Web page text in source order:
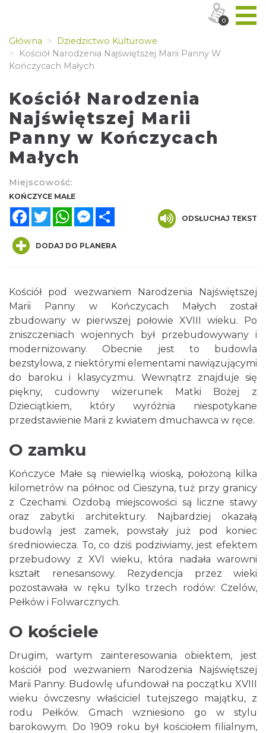
Główna
Dziedzictwo Kulturowe
Kościół Narodzenia Najświętszej Marii Panny W
Kończycach Małych
Kościół Narodzenia
Najświętszej Marii
Panny w Kończycach
Małych
Miejscowość:
KOŃCZYCE MAŁE
FacebookTwitterWhatsAppMessenger
ODSŁUCHAJ TEKST
DODAJ DO PLANERA
Kościół pod wezwaniem Narodzenia Najświętszej
Marii Panny w Kończycach Małych został
zbudowany w pierwszej połowie XVIII wieku. Po
zniszczeniach wojennych był przebudowywany i
modernizowany. Obecnie jest to budowla
bezstylowa, z niektórymi elementami nawiązującymi
do baroku i klasycyzmu. Wewnątrz znajduje się
piękny, cudowny wizerunek Matki Bożej z
Dzieciątkiem, który wyróżnia niespotykane
przedstawienie Marii z kwiatem dmuchawca w ręce.
O zamku
Kończyce Małe są niewielką wioską, położoną kilka
kilometrów na północ od Cieszyna, tuż przy granicy
z Czechami. Ozdobą miejscowości są liczne stawy
oraz zabytki architektury. Najbardziej okazałą
budowlą jest zamek, powstały już pod koniec
średniowiecza. To, co dziś podziwiamy, jest efektem
przebudowy z XVI wieku, która nadała warowni
kształt renesansowy. Rezydencja przez wieki
pozostawała w ręku tylko trzech rodów: Czelów,
Pełków i Folwarcznych.
O kościele
Drugim, wartym zainteresowania obiektem, jest
kościół pod wezwaniem Narodzenia Najświętszej
Marii Panny. Budowlę ufundował na początku XVIII
wieku ówczesny właściciel tutejszego majątku, z
rodu Pełków. Gmach wzniesiono go w stylu
barokowym. Do 1909 roku był kościołem filialnym,
0